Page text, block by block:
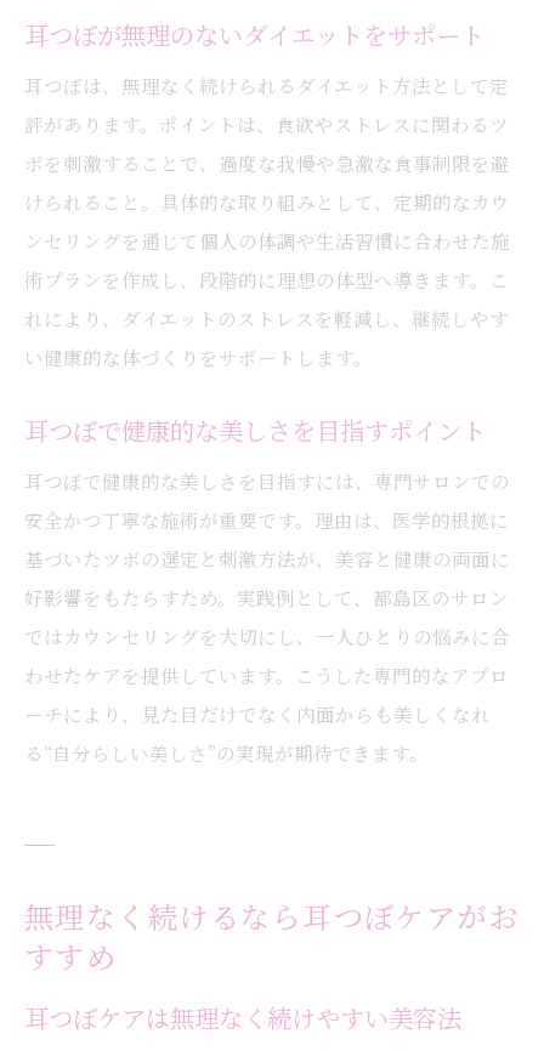
耳つぼが無理のないダイエットをサポート
耳つぼは、無理なく続けられるダイエット方法として定
評があります。ポイントは、食欲やストレスに関わるツ
ボを刺激することで、過度な我慢や急激な食事制限を避
けられること。具体的な取り組みとして、定期的なカウ
ンセリングを通じて個人の体調や生活習慣に合わせた施
術プランを作成し、段階的に理想の体型へ導きます。こ
れにより、ダイエットのストレスを軽減し、継続しやす
い健康的な体づくりをサポートします。
耳つぼで健康的な美しさを目指すポイント
耳つぼで健康的な美しさを目指すには、専門サロンでの
安全かつ丁寧な施術が重要です。理由は、医学的根拠に
基づいたツボの選定と刺激方法が、美容と健康の両面に
好影響をもたらすため。実践例として、都島区のサロン
ではカウンセリングを大切にし、一人ひとりの悩みに合
わせたケアを提供しています。こうした専門的なアプロ
ーチにより、見た目だけでなく内面からも美しくなれ
る“自分らしい美しさ”の実現が期待できます。
無理なく続けるなら耳つぼケアがお
すすめ
耳つぼケアは無理なく続けやすい美容法